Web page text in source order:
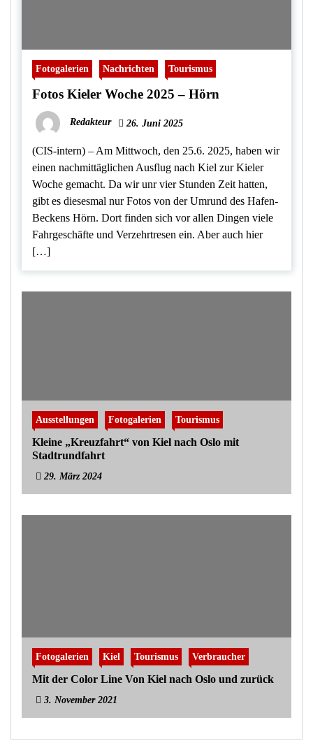
Fotogalerien Nachrichten Tourismus
Fotos Kieler Woche 2025 – Hörn
Redakteur 26. Juni 2025
(CIS-intern) – Am Mittwoch, den 25.6. 2025, haben wir
einen nachmittäglichen Ausflug nach Kiel zur Kieler
Woche gemacht. Da wir unr vier Stunden Zeit hatten,
gibt es diesesmal nur Fotos von der Umrund des Hafen-
Beckens Hörn. Dort finden sich vor allen Dingen viele
Fahrgeschäfte und Verzehrtresen ein. Aber auch hier
[…]
Ausstellungen Fotogalerien Tourismus
Kleine „Kreuzfahrt“ von Kiel nach Oslo mit
Stadtrundfahrt
29. März 2024
Fotogalerien Kiel Tourismus Verbraucher
Mit der Color Line Von Kiel nach Oslo und zurück
3. November 2021